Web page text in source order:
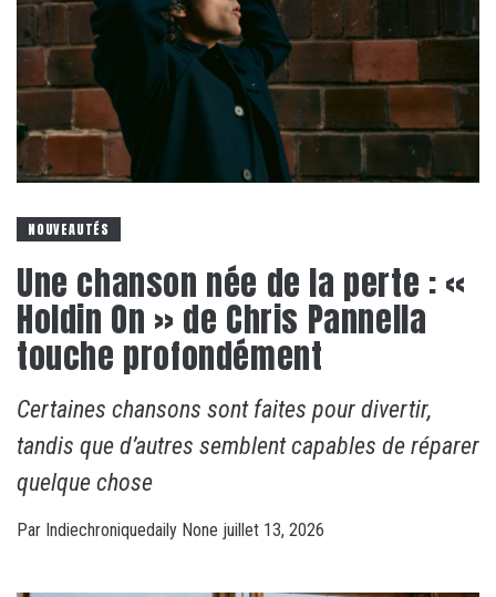
NOUVEAUTÉS
Une chanson née de la perte : «
Holdin On » de Chris Pannella
touche profondément
Certaines chansons sont faites pour divertir,
tandis que d’autres semblent capables de réparer
quelque chose
Par Indiechroniquedaily None juillet 13, 2026